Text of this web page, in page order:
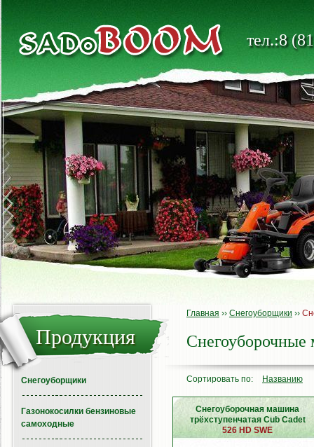
тел.:8
Главная ›› Снегоуборщики ››
Сортировать по: Названию
Снегоуборочная машина
трёхступенчатая Cub Cadet
526 HD SWE
Продукция
Снегоуборщики
Газонокосилки бензиновые
самоходные